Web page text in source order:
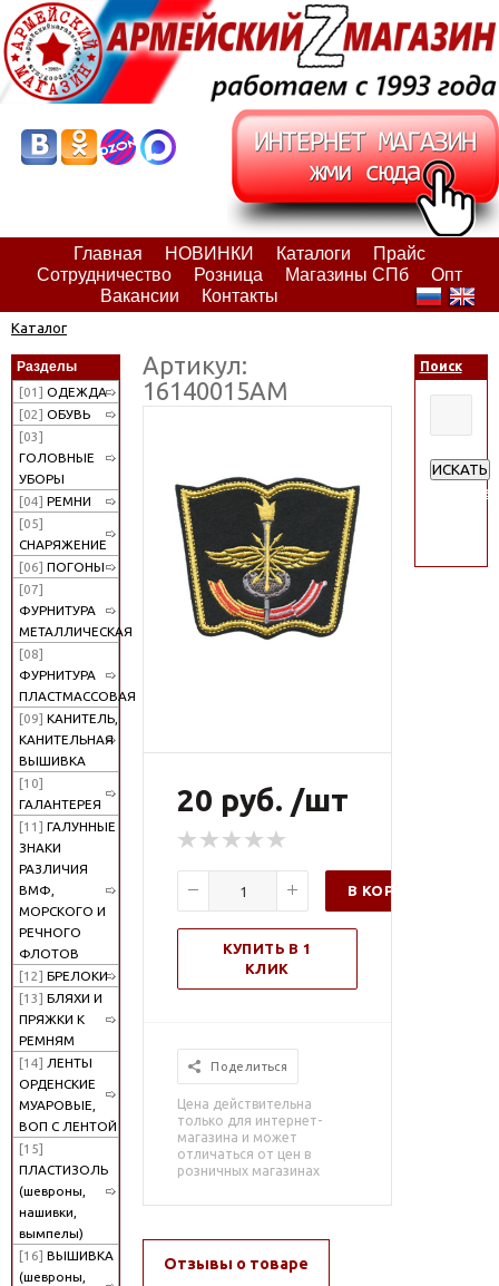
Главная НОВИНКИ Каталоги
Прайс
Сотрудничество
Розница Магазины СПб
Опт
Вакансии
Контакты
Каталог
Разделы
[01] ОДЕЖДА
[02] ОБУВЬ
[03]
ГОЛОВНЫЕ
УБОРЫ
[04] РЕМНИ
[05]
СНАРЯЖЕНИЕ
[06] ПОГОНЫ
[07]
ФУРНИТУРА
МЕТАЛЛИЧЕСКАЯ
[08]
ФУРНИТУРА
ПЛАСТМАССОВАЯ
[09] КАНИТЕЛЬ,
КАНИТЕЛЬНАЯ
ВЫШИВКА
[10]
ГАЛАНТЕРЕЯ
[11] ГАЛУННЫЕ
ЗНАКИ
РАЗЛИЧИЯ
ВМФ,
МОРСКОГО И
РЕЧНОГО
ФЛОТОВ
[12] БРЕЛОКИ
[13] БЛЯХИ И
ПРЯЖКИ К
РЕМНЯМ
[14] ЛЕНТЫ
ОРДЕНСКИЕ
МУАРОВЫЕ,
ВОП С ЛЕНТОЙ
[15]
ПЛАСТИЗОЛЬ
(шевроны,
нашивки,
вымпелы)
[16] ВЫШИВКА
(шевроны,
Артикул:
16140015АМ
20 руб. /шт
В КОРЗИНУ
КУПИТЬ В 1
КЛИК
Поделиться
Цена действительна
только для интернет-
магазина и может
отличаться от цен в
розничных магазинах
Отзывы о товаре
Поиск
ИСКАТЬ